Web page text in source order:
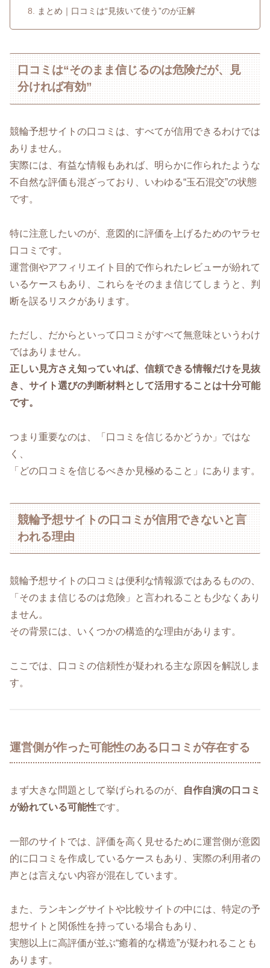
まとめ｜口コミは“見抜いて使う”のが正解
口コミは“そのまま信じるのは危険だが、見
分ければ有効”
競輪予想サイトの口コミは、すべてが信用できるわけでは
ありません。
実際には、有益な情報もあれば、明らかに作られたような
不自然な評価も混ざっており、いわゆる“玉石混交”の状態
です。
特に注意したいのが、意図的に評価を上げるためのヤラセ
口コミです。
運営側やアフィリエイト目的で作られたレビューが紛れて
いるケースもあり、これらをそのまま信じてしまうと、判
断を誤るリスクがあります。
ただし、だからといって口コミがすべて無意味というわけ
ではありません。
正しい見方さえ知っていれば、信頼できる情報だけを見抜
き、サイト選びの判断材料として活用することは十分可能
です。
つまり重要なのは、「口コミを信じるかどうか」ではな
く、
「どの口コミを信じるべきか見極めること」にあります。
競輪予想サイトの口コミが信用できないと言
われる理由
競輪予想サイトの口コミは便利な情報源ではあるものの、
「そのまま信じるのは危険」と言われることも少なくあり
ません。
その背景には、いくつかの構造的な理由があります。
ここでは、口コミの信頼性が疑われる主な原因を解説しま
す。
運営側が作った可能性のある口コミが存在する
まず大きな問題として挙げられるのが、
自作自演の口コミ
が紛れている可能性です。
一部のサイトでは、評価を高く見せるために運営側が意図
的に口コミを作成しているケースもあり、実際の利用者の
声とは言えない内容が混在しています。
また、ランキングサイトや比較サイトの中には、特定の予
想サイトと関係性を持っている場合もあり、
実態以上に高評価が並ぶ“癒着的な構造”が疑われることも
あります。